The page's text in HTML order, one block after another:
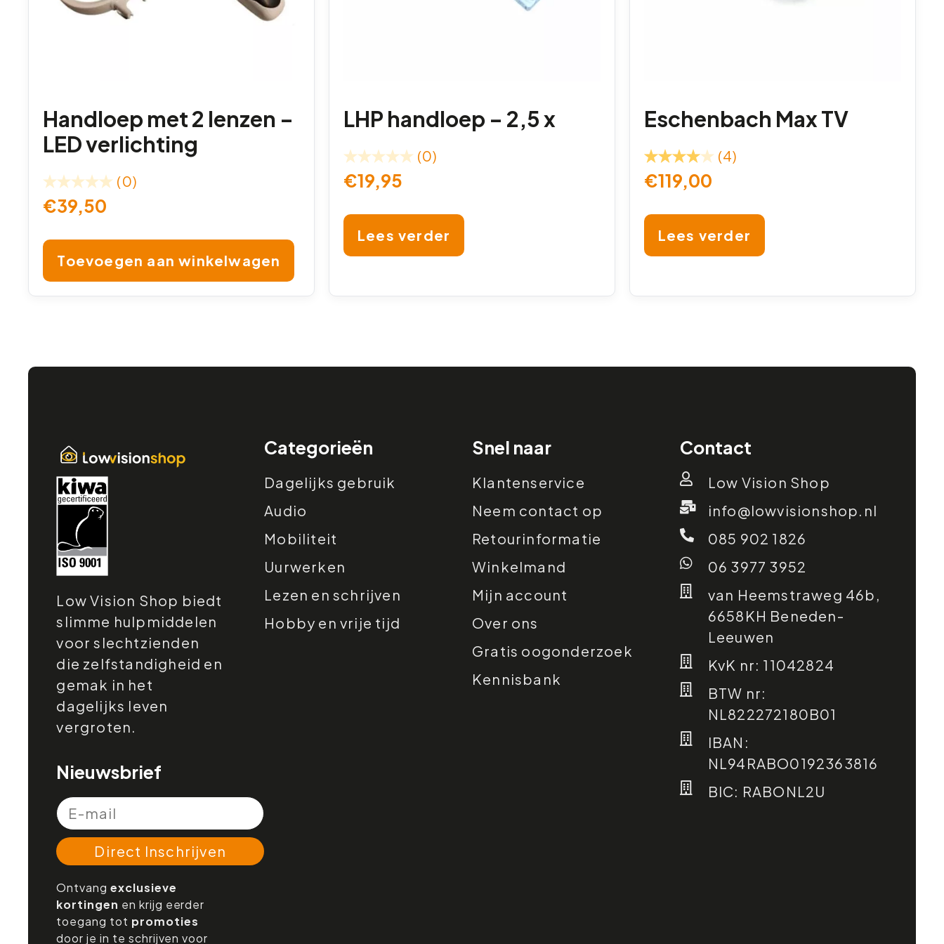
Handloep met 2 lenzen –
LED verlichting
(0)
€39,50
Toevoegen aan winkelwagen
LHP handloep – 2,5 x
(0)
€19,95
Lees verder
Eschenbach Max TV
(4)
€119,00
Lees verder
Low Vision Shop biedt
slimme hulpmiddelen
voor slechtzienden
die zelfstandigheid en
gemak in het
dagelijks leven
vergroten.
Nieuwsbrief
Direct Inschrijven
Ontvang exclusieve
kortingen en krijg eerder
toegang tot promoties
door je in te schrijven voor
Categorieën
Dagelijks gebruik
Audio
Mobiliteit
Uurwerken
Lezen en schrijven
Hobby en vrije tijd
Snel naar
Klantenservice
Neem contact op
Retourinformatie
Winkelmand
Mijn account
Over ons
Gratis oogonderzoek
Kennisbank
Contact
Low Vision Shop
info@lowvisionshop.nl
085 902 1826
06 3977 3952
van Heemstraweg 46b,
6658KH Beneden-
Leeuwen
KvK nr: 11042824
BTW nr:
NL822272180B01
IBAN:
NL94RABO0192363816
BIC: RABONL2U